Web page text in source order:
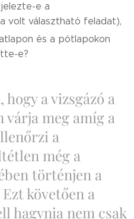
e a
volt választható feladat),
és a pótlapokon
e?
hogy a vizsgázó a
várja meg amíg a
a
még a
történjen a
követően a
hagynia nem csak